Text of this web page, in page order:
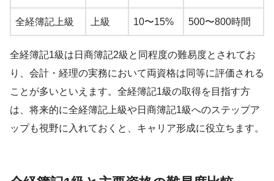
全経簿記上級 上級 10〜15% 500〜800時間
全経簿記1級は日商簿記2級と同程度の難易度とされてお
り、会計・経理の実務において両資格は同等に評価される
ことが多いといえます。全経簿記1級の取得を目指す方
は、将来的に全経簿記上級や日商簿記1級へのステップア
ップも視野に入れておくと、キャリア形成に役立ちます。